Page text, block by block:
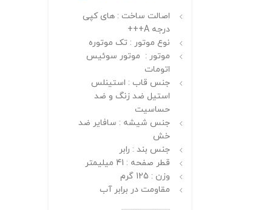
اصالت ساخت : های کپی
درجه A+++
نوع موتور : تک موتوره
موتور : موتور سوئیس
اتومات
جنس قاب : استینلس
استیل ضد زنگ و ضد
حساسیت
جنس شیشه : سافایر ضد
خش
جنس بند : رابر
قطر صفحه : 41 میلیمتر
وزن : 125 گرم
مقاومت در برابر آب